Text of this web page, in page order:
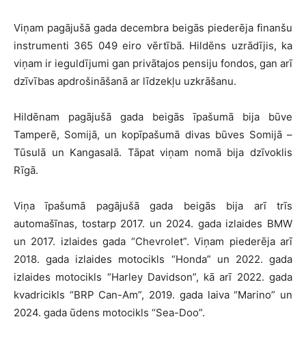
Viņam pagājušā gada decembra beigās piederēja finanšu
instrumenti 365 049 eiro vērtībā. Hildēns uzrādījis, ka
viņam ir ieguldījumi gan privātajos pensiju fondos, gan arī
dzīvības apdrošināšanā ar līdzekļu uzkrāšanu.
Hildēnam pagājušā gada beigās īpašumā bija būve
Tamperē, Somijā, un kopīpašumā divas būves Somijā –
Tūsulā un Kangasalā. Tāpat viņam nomā bija dzīvoklis
Rīgā.
Viņa īpašumā pagājušā gada beigās bija arī trīs
automašīnas, tostarp 2017. un 2024. gada izlaides BMW
un 2017. izlaides gada “Chevrolet”. Viņam piederēja arī
2018. gada izlaides motocikls “Honda” un 2022. gada
izlaides motocikls “Harley Davidson”, kā arī 2022. gada
kvadricikls “BRP Can-Am”, 2019. gada laiva “Marino” un
2024. gada ūdens motocikls “Sea-Doo”.